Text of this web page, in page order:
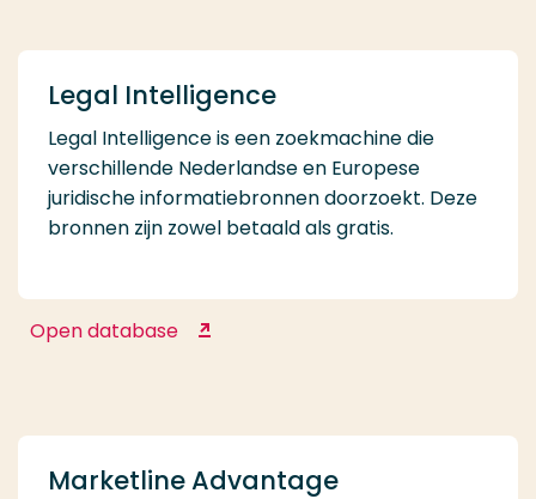
Legal Intelligence
Legal Intelligence is een zoekmachine die
verschillende Nederlandse en Europese
juridische informatiebronnen doorzoekt. Deze
bronnen zijn zowel betaald als gratis.
Open database Legal Intelligence
Marketline Advantage